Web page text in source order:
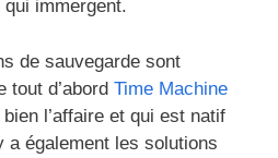
immergent.
de sauvegarde sont
tout d’abord Time Machine
l’affaire et qui est natif
également les solutions